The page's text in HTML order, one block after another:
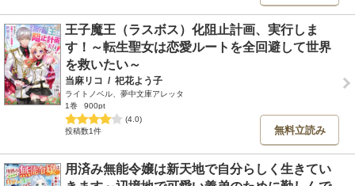
王子魔王（ラスボス）化阻止計画、実行しま
す！～転生聖女は恋愛ルートを全回避して世界
を救いたい～
当麻リコ / 祀花よう子
ライトノベル、夢中文庫アレッタ
1巻
900pt
(4.0)
投稿数1件
無料立読み
用済み無能令嬢は新天地で自分らしく生きてい